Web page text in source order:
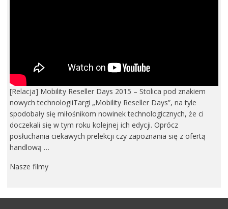
[Relacja] Mobility Reseller Days 2015 – Stolica pod znakiem
nowych technologiiTargi „Mobility Reseller Days”, na tyle
spodobały się miłośnikom nowinek technologicznych, że ci
doczekali się w tym roku kolejnej ich edycji. Oprócz
posłuchania ciekawych prelekcji czy zapoznania się z ofertą
handlową …
Nasze filmy